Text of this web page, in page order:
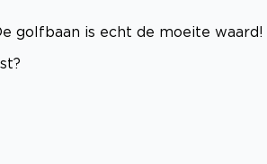
golfbaan is echt de moeite waard!